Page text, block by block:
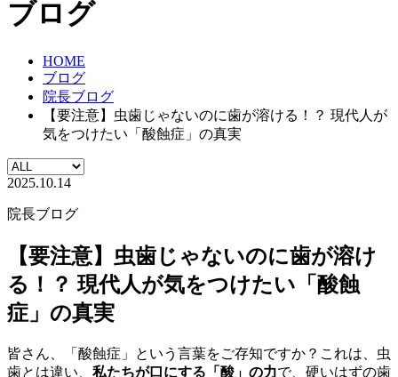
ブログ
HOME
ブログ
院長ブログ
【要注意】虫歯じゃないのに歯が溶ける！？ 現代人が
気をつけたい「酸蝕症」の真実
2025.10.14
院長ブログ
【要注意】虫歯じゃないのに歯が溶け
る！？ 現代人が気をつけたい「酸蝕
症」の真実
皆さん、「酸蝕症」という言葉をご存知ですか？これは、虫
歯とは違い、 私たちが口にする「酸」の力で、硬いはずの歯